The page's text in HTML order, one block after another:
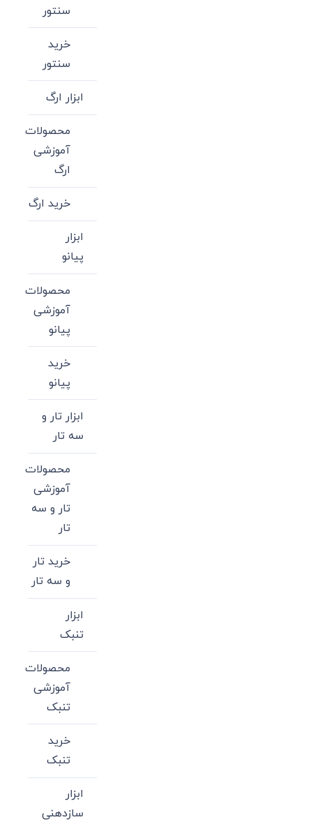
سنتور
خرید
سنتور
ابزار ارگ
محصولات
آموزشی
ارگ
خرید ارگ
ابزار
پیانو
محصولات
آموزشی
پیانو
خرید
پیانو
ابزار تار و
سه تار
محصولات
آموزشی
تار و سه
تار
خرید تار
و سه تار
ابزار
تنبک
محصولات
آموزشی
تنبک
خرید
تنبک
ابزار
سازدهنی